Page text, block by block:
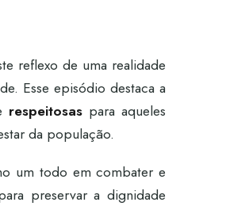
reflexo de uma realidade
Esse episódio destaca a
respeitosaspara aqueles
da população.
um todo em combater e
preservar a dignidade